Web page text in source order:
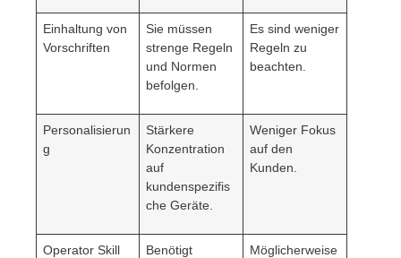
Einhaltung von
Vorschriften
Sie müssen
strenge Regeln
und Normen
befolgen.
Es sind weniger
Regeln zu
beachten.
Personalisierun
g
Stärkere
Konzentration
auf
kundenspezifis
che Geräte.
Weniger Fokus
auf den
Kunden.
Operator Skill
Benötigt
Möglicherweise